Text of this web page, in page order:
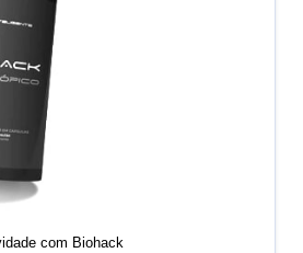
com Biohack